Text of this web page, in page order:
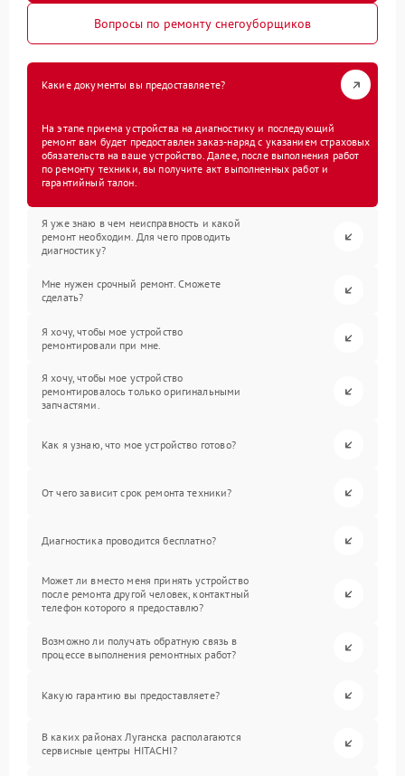
Вопросы по ремонту снегоуборщиков
Какие документы вы предоставляете?
На этапе приема устройства на диагностику и последующий
ремонт вам будет предоставлен заказ-наряд с указанием страховых
обязательств на ваше устройство. Далее, после выполнения работ
по ремонту техники, вы получите акт выполненных работ и
гарантийный талон.
Я уже знаю в чем неисправность и какой
ремонт необходим. Для чего проводить
диагностику?
Мне нужен срочный ремонт. Сможете
сделать?
Я хочу, чтобы мое устройство
ремонтировали при мне.
Я хочу, чтобы мое устройство
ремонтировалось только оригинальными
запчастями.
Как я узнаю, что мое устройство готово?
От чего зависит срок ремонта техники?
Диагностика проводится бесплатно?
Может ли вместо меня принять устройство
после ремонта другой человек, контактный
телефон которого я предоставлю?
Возможно ли получать обратную связь в
процессе выполнения ремонтных работ?
Какую гарантию вы предоставляете?
В каких районах Луганска располагаются
сервисные центры HITACHI?